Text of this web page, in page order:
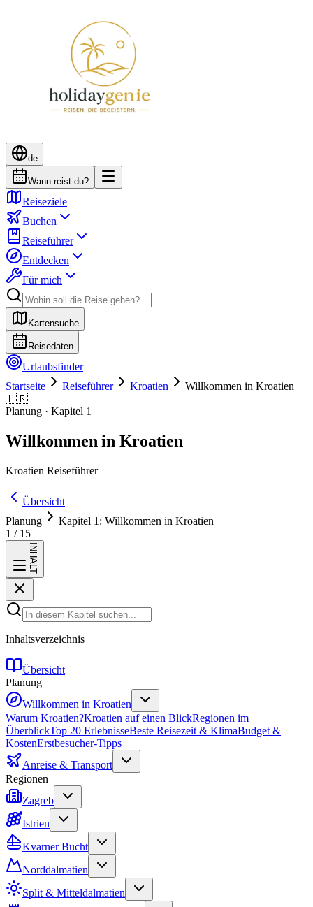
de
Wann reist du?
Reiseziele
Buchen
Reiseführer
Entdecken
Für mich
Kartensuche
Reisedaten
Urlaubsfinder
Startseite
Reiseführer Kroatien
Willkommen in Kroatien
🇭🇷
Planung · Kapitel 1
Willkommen in Kroatien
Kroatien Reiseführer
Übersicht|
Planung
Kapitel 1 : Willkommen in Kroatien
1 / 15
INHALT
Inhaltsverzeichnis
Übersicht
Planung
Willkommen in Kroatien
Warum Kroatien?Kroatien auf einen BlickRegionen im
ÜberblickTop 20 ErlebnisseBeste Reisezeit & KlimaBudget &
KostenErstbesucher-Tipps
Anreise & Transport
Regionen
Zagreb
Istrien
Kvarner Bucht
Norddalmatien
Split & Mitteldalmatien